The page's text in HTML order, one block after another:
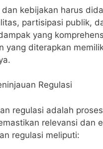
dan kebijakan harus
partisipasi publik,
yang
yang diterapkan
Regulasi
regulasi adalah
relevansi dan
regulasi meliputi: